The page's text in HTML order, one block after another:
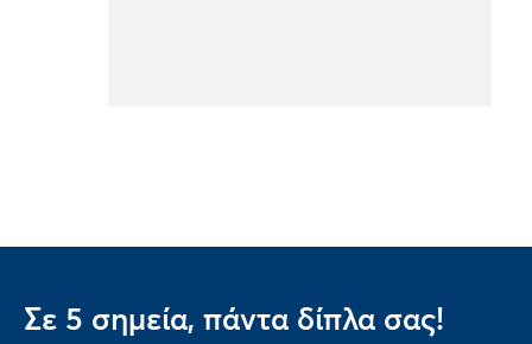
Σε 5 σημεία, πάντα δίπλα σας!